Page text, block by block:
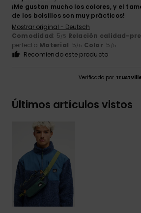
¡Me gustan mucho los colores, y el
de los bolsillos son muy prácticos!
Mostrar original - Deutsch
Comodidad: 5/5 Relación calidad-
perfecta Material: 5/5 Color: 5 /5
Recomiendo este producto
Verificado por
Últimos artículos vistos